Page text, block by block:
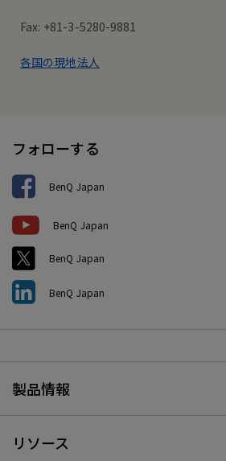
Fax: +81-3-5280-9881
各国の現地法人
フォローする
BenQ Japan
BenQ Japan
BenQ Japan
BenQ Japan
製品情報
リソース